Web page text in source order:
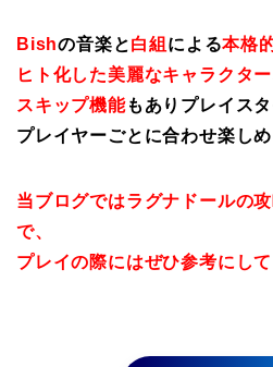
Bishの音楽と白組 による本格
ヒト化した美麗なキャラクター
スキップ機能もありプレイス
プレイヤーごとに合わせ楽しめ
当ブログではラグナドールの
で、
プレイの際にはぜひ参考にして